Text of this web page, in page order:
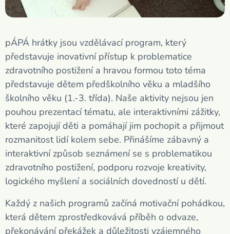
pÁPÁ hrátky jsou vzdělávací program, který
představuje inovativní přístup k problematice
zdravotního postižení a hravou formou toto téma
představuje dětem předškolního věku a mladšího
školního věku (1.-3. třída). Naše aktivity nejsou jen
pouhou prezentací tématu, ale interaktivními zážitky,
které zapojují děti a pomáhají jim pochopit a přijmout
rozmanitost lidí kolem sebe. Přinášíme zábavný a
interaktivní způsob seznámení se s problematikou
zdravotního postižení, podporu rozvoje kreativity,
logického myšlení a sociálních dovedností u dětí.
Každý z našich programů začíná motivační pohádkou,
která dětem zprostředkovává příběh o odvaze,
překonávání překážek a důležitosti vzájemného